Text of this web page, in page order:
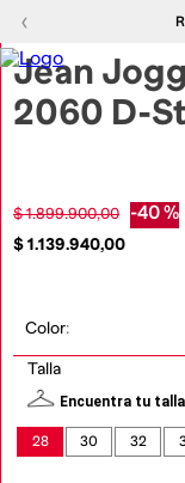
‹‹
Jean
2060 D-
$ 1.899.900,00 -40 %
$1.139.940,00
Color:
Talla
Encuentra tu talla
28 30 32